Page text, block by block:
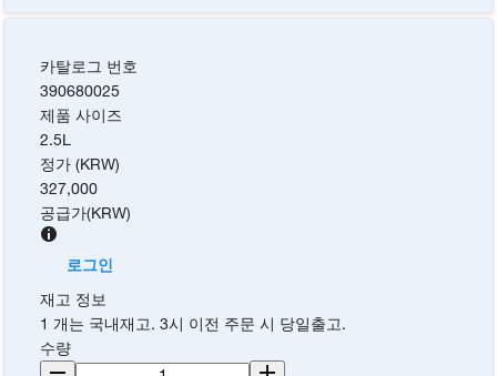
카탈로그 번호
390680025
제품 사이즈
2.5L
정가 (KRW)
327,000
공급가(KRW)
로그인
재고 정보
1 개는 국내재고. 3시 이전 주문 시 당일출고.
수량